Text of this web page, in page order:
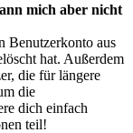
mich aber nicht
Benutzerkonto aus
hat. Außerdem
die für längere
die
dich einfach
teil!